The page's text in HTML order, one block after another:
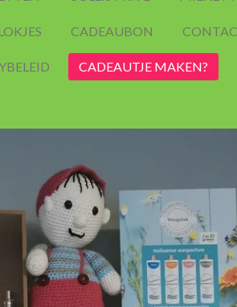
CADEAUBON
CADEAUTJE MAKEN?